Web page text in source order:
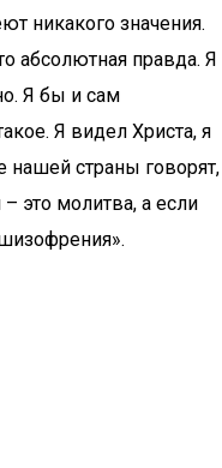
никакого значения.
абсолютная правда. Я
Я бы и сам
Я видел Христа, я
страны говорят,
это молитва, а если